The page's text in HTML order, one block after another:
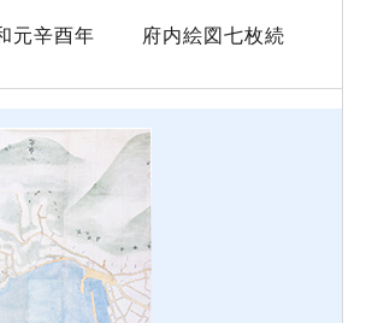
元辛酉年 府内絵図七枚続